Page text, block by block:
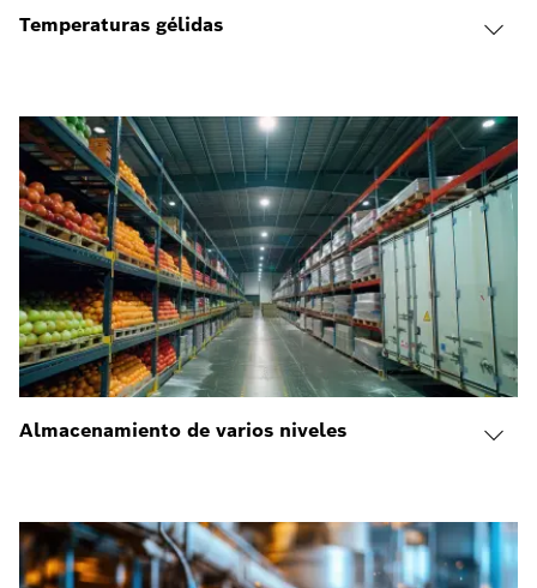
Temperaturas gélidas
Almacenamiento de varios niveles